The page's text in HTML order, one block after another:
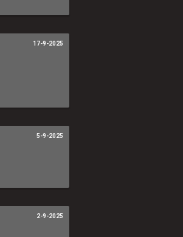
17-9-2025
5-9-2025
2-9-2025